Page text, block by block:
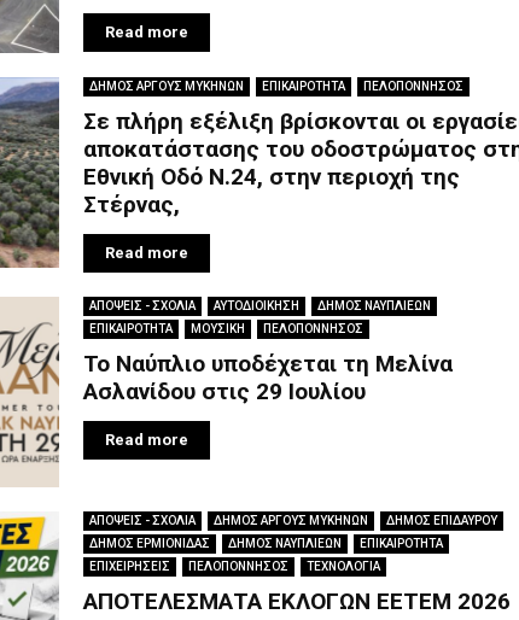
Read more
ΔΗΜΟΣ ΑΡΓΟΥΣ ΜΥΚΗΝΩΝ ΕΠΙΚΑΙΡΟΤΗΤΑ ΠΕΛΟΠΟΝΝΗΣΟΣ
Σε πλήρη εξέλιξη βρίσκονται οι
αποκατάστασης του οδοστρώματος
Εθνική Οδό Ν.24, στην περιοχή της
Στέρνας,
Read more
ΑΠΟΨΕΙΣ - ΣΧΟΛΙΑ ΑΥΤΟΔΙΟΙΚΗΣΗ
ΔΗΜΟΣ ΝΑΥΠΛΙΕΩΝ
ΕΠΙΚΑΙΡΟΤΗΤΑ
ΜΟΥΣΙΚΗ ΠΕΛΟΠΟΝΝΗΣΟΣ
Το Ναύπλιο υποδέχεται τη Μελίνα
Ασλανίδου στις 29 Ιουλίου
Read more
ΑΠΟΨΕΙΣ - ΣΧΟΛΙΑ ΔΗΜΟΣ ΑΡΓΟΥΣ ΜΥΚΗΝΩΝ
ΔΗΜΟΣ ΕΠΙΔΑΥΡΟΥ
ΔΗΜΟΣ ΕΡΜΙΟΝΙΔΑΣ
ΔΗΜΟΣ ΝΑΥΠΛΙΕΩΝ
ΕΠΙΚΑΙΡΟΤΗΤΑ
ΕΠΙΧΕΙΡΗΣΕΙΣ
ΠΕΛΟΠΟΝΝΗΣΟΣ ΤΕΧΝΟΛΟΓΙΑ
ΑΠΟΤΕΛΕΣΜΑΤΑ ΕΚΛΟΓΩΝ ΕΕΤΕΜ 2026